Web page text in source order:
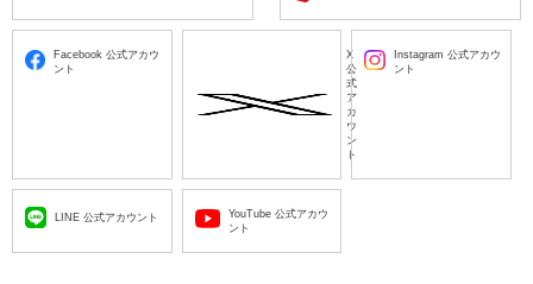
Facebook 公式アカウ
ント
X
公
式
ア
カ
ウ
ン
ト
Instagram 公式アカウ
ント
LINE 公式アカウント
YouTube 公式アカウ
ント